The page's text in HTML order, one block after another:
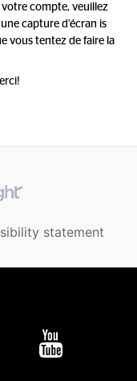
votre compte, veuillez
capture d’écran is
vous tentez de faire la
statement